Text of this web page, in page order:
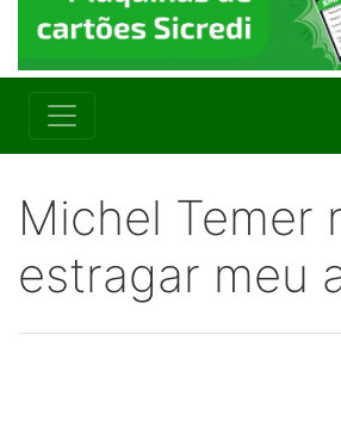
Michel Temer
estragar meu